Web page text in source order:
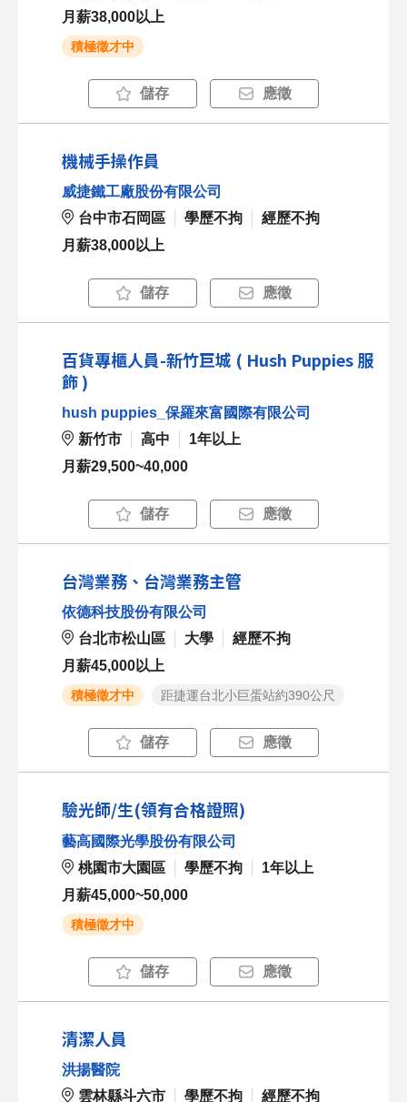
月薪38,000以上
積極徵才中
儲存 應徵
機械手操作員
威捷鐵工廠股份有限公司
台中市石岡區
學歷不拘
經歷不拘
月薪38,000以上
儲存 應徵
百貨專櫃人員-新竹巨城 ( Hush Puppies 服
飾 )
hush puppies_保羅來富國際有限公司
新竹市
高中
1年以上
月薪29,500~40,000
儲存 應徵
台灣業務、台灣業務主管
依德科技股份有限公司
台北市松山區
大學
經歷不拘
月薪45,000以上
積極徵才中 距捷運台北小巨蛋站約390公尺
儲存 應徵
驗光師/生(領有合格證照)
藝高國際光學股份有限公司
桃園市大園區
學歷不拘
1年以上
月薪45,000~50,000
積極徵才中
儲存 應徵
清潔人員
洪揚醫院
雲林縣斗六市
學歷不拘 經歷不拘